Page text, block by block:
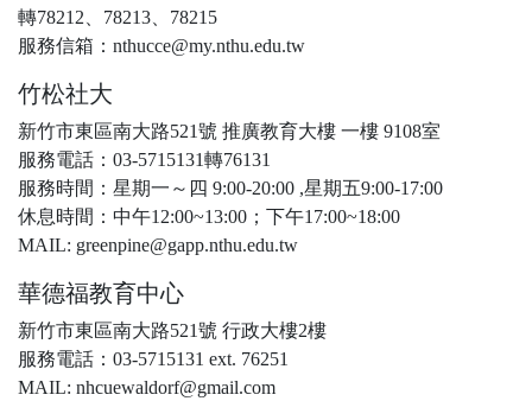
轉78212、78213、78215
服務信箱：nthucce@my.nthu.edu.tw
竹松社大
新竹市東區南大路521號 推廣教育大樓 一樓 9108室
服務電話：03-5715131轉76131
服務時間：星期一～四 9:00-20:00 ,星期五9:00-17:00
休息時間：中午12:00~13:00；下午17:00~18:00
MAIL: greenpine@gapp.nthu.edu.tw
華德福教育中心
新竹市東區南大路521號 行政大樓2樓
服務電話：03-5715131 ext. 76251
MAIL: nhcuewaldorf@gmail.com